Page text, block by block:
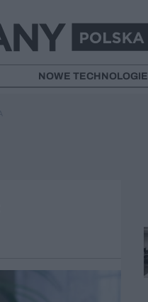
NOWE TECHNOLOGIE